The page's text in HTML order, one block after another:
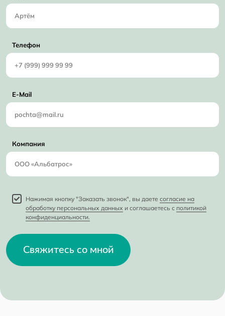
Телефон
E-Mail
Компания
Нажимая кнопку "Заказать звонок", вы даете согласие на
обработку персональных данных и соглашаетесь с политикой
конфиденциальности.
Свяжитесь со мной